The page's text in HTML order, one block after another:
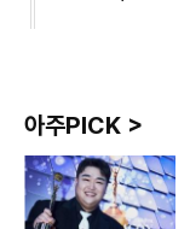
아주PICK >